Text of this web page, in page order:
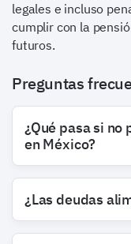
legales e incluso
cumplir con la
futuros.
Preguntas
¿Qué pasa si
en México?
¿Las deudas